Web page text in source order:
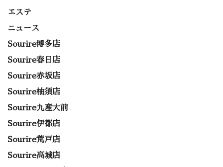
エステ
ニュース
Sourire博多店
Sourire春日店
Sourire赤坂店
Sourire柚須店
Sourire九産大前
Sourire伊都店
Sourire荒戸店
Sourire高城店